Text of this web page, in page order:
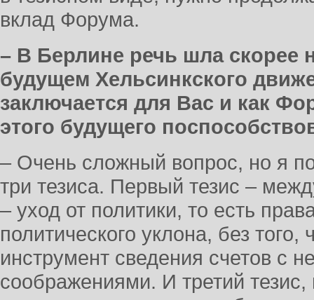
вклад Форума.
– В Берлине речь шла скорее
будущем Хельсинкского
заключается для Вас и как
этого будущего
– Очень сложный вопрос, но я
три тезиса. Первый тезис –
– уход от политики, то есть
политического уклона, без
инструмент сведения счетов с
соображениями. И третий